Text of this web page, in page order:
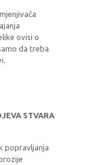
ovisi o
da treba
STVARA
popravljanja